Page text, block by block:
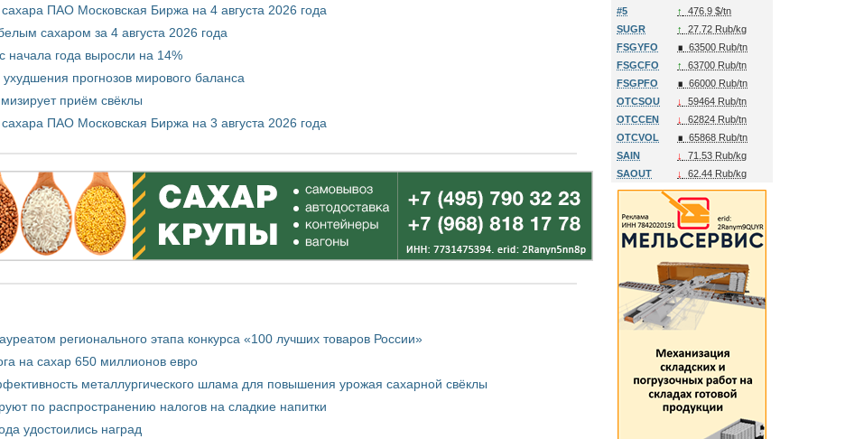
ПАО Московская Биржа на 4 августа 2026 года
сахаром за 4 августа 2026 года
начала года выросли на 14%
прогнозов мирового баланса
приём свёклы
ПАО Московская Биржа на 3 августа 2026 года
регионального этапа конкурса «100 лучших товаров России»
на сахар 650 миллионов евро
металлургического шлама для повышения урожая сахарной свёклы
по распространению налогов на сладкие напитки
удостоились наград
#5
↑
476.9 $/tn
SUGR
↑
27.72 Rub/kg
FSGYFO
∎ 63500 Rub/tn
FSGCFO
↑
63700 Rub/tn
FSGPFO
∎ 66000 Rub/tn
OTCSOU
↓
59464 Rub/tn
OTCCEN
↓
62824 Rub/tn
OTCVOL
∎ 65868 Rub/tn
SAIN
↓
71.53 Rub/kg
SAOUT
↓ 62.44 Rub/kg